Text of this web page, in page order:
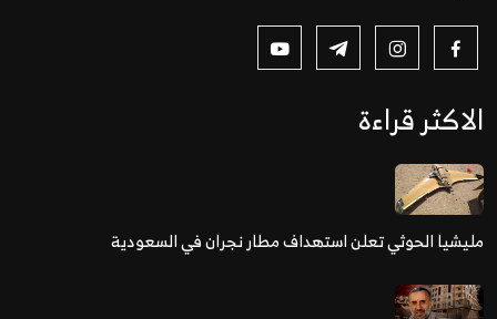
الاكثر قراءة
مليشيا الحوثي تعلن استهداف مطار نجران في السعودية